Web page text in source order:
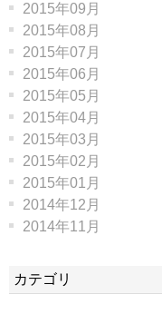
2015年09月
2015年08月
2015年07月
2015年06月
2015年05月
2015年04月
2015年03月
2015年02月
2015年01月
2014年12月
2014年11月
カテゴリ